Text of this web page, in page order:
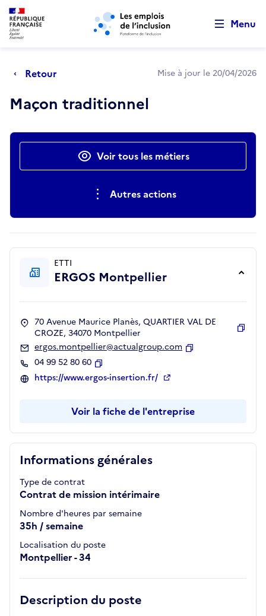
Aller au menu principal Aller au contenu principal
Menu
Retour Mise à jour le 20/04/2026
Maçon traditionnel
Actions rapidesVoir tous les métiers
Autres actions
Informations générales
Type de contrat
Contrat de mission intérimaire
Nombre d'heures par semaine
35h / semaine
Localisation du poste
Montpellier - 34
Description du poste
ETTI
ERGOS Montpellier
70 Avenue Maurice Planès, QUARTIER VAL DE
CROZE, 34070 Montpellier
ergos.montpellier@actualgroup.com
04 99 52 80 60
Copier
https://www.ergos-insertion.fr/
Voir la fiche de l'entreprise
Retour au début de la page
Panneau de gestion des cookies